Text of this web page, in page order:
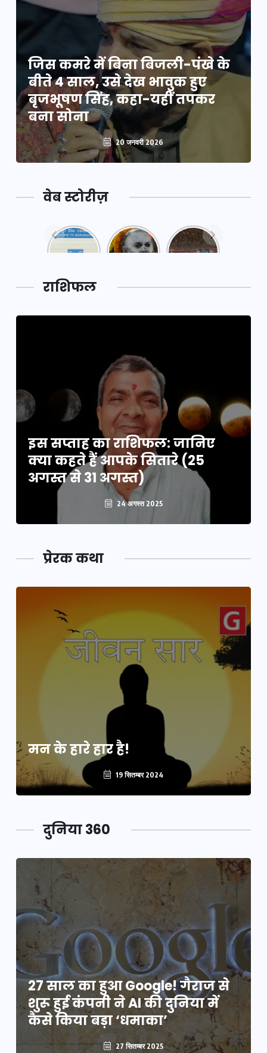
जिस कमरे में बिना बिजली-पंखे के
बीते 4 साल, उसे देख भावुक हुए
बृजभूषण सिंह, कहा-यहीं तपकर
बना सोना
20 जनवरी 2026
वेब स्टोरीज़
नया
एक्सप्रेसवे:
डेवलपमेंट
का लिंक
महाकुंभ
2025: कुछ
महाकुंभ
2025:
राशिफल
इस सप्ताह का राशिफल: जानिए
क्या कहते हैं आपके सितारे (25
अगस्त से 31 अगस्त)
24 अगस्त 2025
प्रेरक कथा
मन के हारे हार है!
19 सितम्बर 2024
दुनिया 360
27 साल का हुआ Google! गैराज से
शुरू हुई कंपनी ने AI की दुनिया में
कैसे किया बड़ा ‘धमाका’
27 सितम्बर 2025